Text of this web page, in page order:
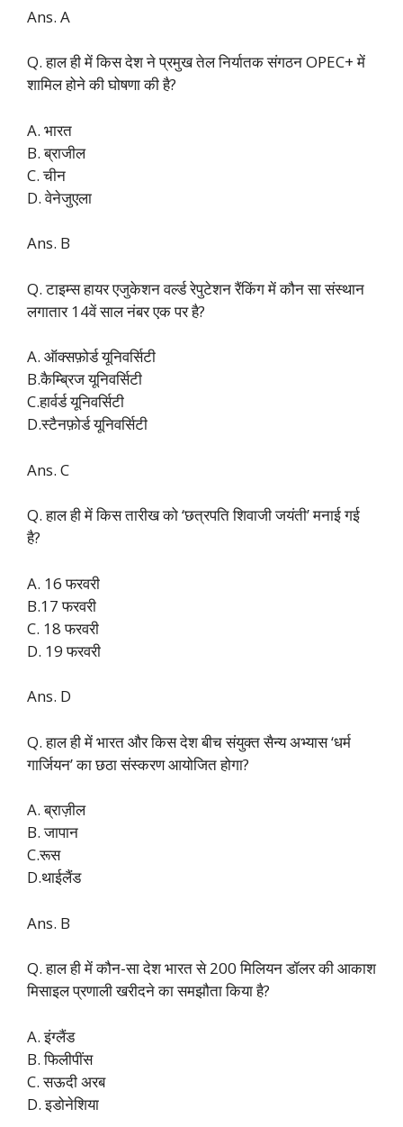
Ans. A
Q. हाल ही में किस देश ने प्रमुख तेल निर्यातक संगठन OPEC+ में
शामिल होने की घोषणा की है?
A. भारत
B. ब्राजील
C. चीन
D. वेनेजुएला
Ans. B
Q. टाइम्स हायर एजुकेशन वर्ल्ड रेपुटेशन रैंकिंग में कौन सा संस्थान
लगातार 14वें साल नंबर एक पर है?
A. ऑक्सफ़ोर्ड यूनिवर्सिटी
B.कैम्ब्रिज यूनिवर्सिटी
C.हार्वर्ड यूनिवर्सिटी
D.स्टैनफ़ोर्ड यूनिवर्सिटी
Ans. C
Q. हाल ही में किस तारीख को ‘छत्रपति शिवाजी जयंती’ मनाई गई
है?
A. 16 फरवरी
B.17 फरवरी
C. 18 फरवरी
D. 19 फरवरी
Ans. D
Q. हाल ही में भारत और किस देश बीच संयुक्त सैन्य अभ्यास ‘धर्म
गार्जियन’ का छठा संस्करण आयोजित होगा?
A. ब्राज़ील
B. जापान
C.रूस
D.थाईलैंड
Ans. B
Q. हाल ही में कौन-सा देश भारत से 200 मिलियन डॉलर की आकाश
मिसाइल प्रणाली खरीदने का समझौता किया है?
A. इंग्लैंड
B. फिलीपींस
C. सऊदी अरब
D. इडोनेशिया